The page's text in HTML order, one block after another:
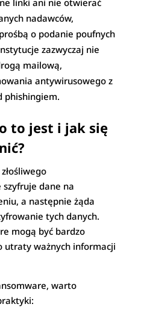
linki ani nie otwierać
nadawców,
o podanie poufnych
zazwyczaj nie
mailową,
antywirusowego z
phishingiem.
to jest i jak się
dane na
a następnie żąda
tych danych.
mogą być bardzo
utraty ważnych informacji
warto